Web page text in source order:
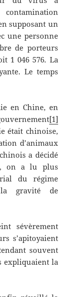
supposant un
une personne
de porteurs
1 046 576. La
Le temps
en Chine, en
[1]
était chinoise,
d’animaux
a décidé
on a lu plus
du régime
gravité de
sévèrement
s’apitoyaient
souvent
expliquaient la